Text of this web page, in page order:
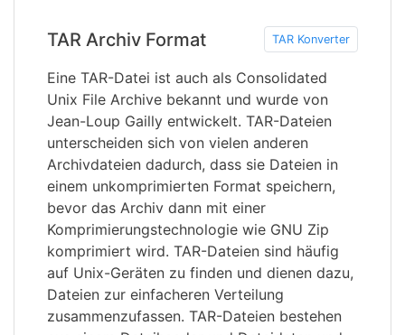
TAR Archiv Format TAR Konverter
Eine TAR-Datei ist auch als Consolidated
Unix File Archive bekannt und wurde von
Jean-Loup Gailly entwickelt. TAR-Dateien
unterscheiden sich von vielen anderen
Archivdateien dadurch, dass sie Dateien in
einem unkomprimierten Format speichern,
bevor das Archiv dann mit einer
Komprimierungstechnologie wie GNU Zip
komprimiert wird. TAR-Dateien sind häufig
auf Unix-Geräten zu finden und dienen dazu,
Dateien zur einfacheren Verteilung
zusammenzufassen. TAR-Dateien bestehen